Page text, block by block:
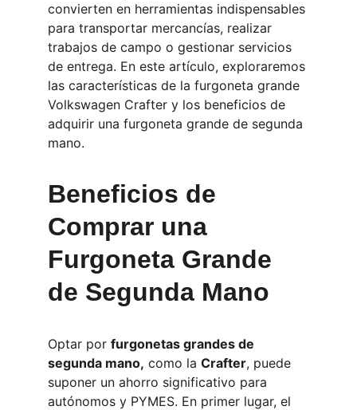
convierten en herramientas indispensables
para transportar mercancías, realizar
trabajos de campo o gestionar servicios
de entrega. En este artículo, exploraremos
las características de la furgoneta grande
Volkswagen Crafter y los beneficios de
adquirir una furgoneta grande de segunda
mano.
Beneficios de
Comprar una
Furgoneta Grande
de Segunda Mano
Optar por furgonetas grandes de
segunda mano, como la Crafter, puede
suponer un ahorro significativo para
autónomos y PYMES. En primer lugar, el